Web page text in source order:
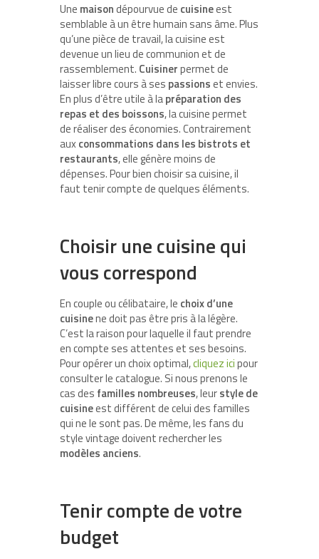
Une maisondépourvue de cuisineest
semblable à un être humain sans âme. Plus
qu’une pièce de travail, la cuisine est
devenue un lieu de communion et de
rassemblement. Cuisinerpermet de
laisser libre cours à ses passionset envies.
En plus d’être utile à lapréparation des
repas et des boissons, la cuisine permet
de réaliser des économies. Contrairement
auxconsommations dans les bistrots et
restaurants, elle génère moins de
dépenses. Pour bien choisir sa cuisine, il
faut tenir compte de quelques éléments.
Choisir une cuisine qui
vous correspond
En couple ou célibataire,le choix d’une
cuisinene doit pas être pris à la légère.
C’est la raison pour laquelle il faut prendre
en compte ses attentes et ses besoins.
Pour opérer un choix optimal,cliquez icipour
consulter le catalogue. Si nous prenons le
cas des familles nombreuses, leurstyle de
cuisineest différent de celui des familles
qui ne le sont pas. De même, les fans du
style vintage doivent rechercher les
modèles anciens.
Tenir compte de votre
budget